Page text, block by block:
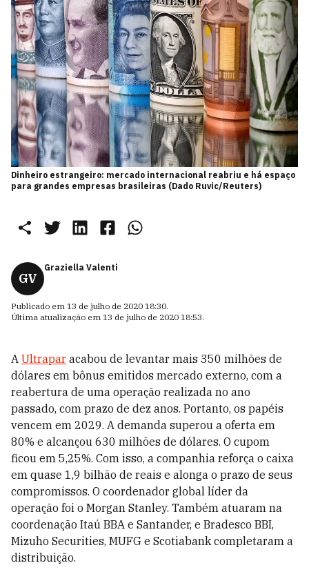
Dinheiro estrangeiro: mercado internacional reabriu e há espaço
para grandes empresas brasileiras (Dado Ruvic/Reuters)
GV
Graziella Valenti
Publicado em 13 de julho de 2020 18:30.
Última atualização em 13 de julho de 2020 18:53.
A Ultrapar acabou de levantar mais 350 milhões de
dólares em bônus emitidos mercado externo, com a
reabertura de uma operação realizada no ano
passado, com prazo de dez anos. Portanto, os papéis
vencem em 2029. A demanda superou a oferta em
80% e alcançou 630 milhões de dólares. O cupom
ficou em 5,25%. Com isso, a companhia reforça o caixa
em quase 1,9 bilhão de reais e alonga o prazo de seus
compromissos. O coordenador global líder da
operação foi o Morgan Stanley. Também atuaram na
coordenação Itaú BBA e Santander, e Bradesco BBI,
Mizuho Securities, MUFG e Scotiabank completaram a
distribuição.